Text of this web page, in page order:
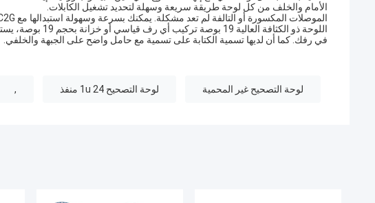
الأمام والخلف من كل لوحة طريقة سريعة وسهلة لتحديد تشغيل الكابلات.
اللوحة ذو الكثافة
في رفك. كما أن لديها تسمية الكتابة على تسمية مع حامل واضح على الجبهة والخلفي.
لوحة التصحيح غير المحمية لوحة التصحيح 1u 24 منفذ ,